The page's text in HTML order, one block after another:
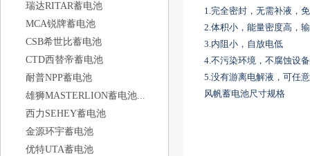
瑞达RITAR蓄电池
MCA锐牌蓄电池
CSB希世比蓄电池
CTD西替帝蓄电池
耐普NPP蓄电池
雄狮MASTERLION蓄电池...
西力SEHEY蓄电池
金源环宇蓄电池
优特UTA蓄电池
1.完全密封，无需补液，
2.体积小，能量密度高，
3.内阻小，自放电低
4.不污染环境，不腐蚀设备
5.没有游离电解液，可任
风帆蓄电池尺寸规格